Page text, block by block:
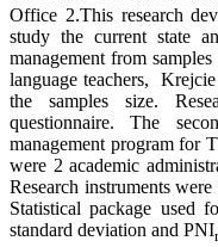
Office 2.This research
study the current state
management from
language teachers,
the samples size.
questionnaire. The
management program for
were 2 academic
Research instruments
Statistical package used
standard deviation and PNI